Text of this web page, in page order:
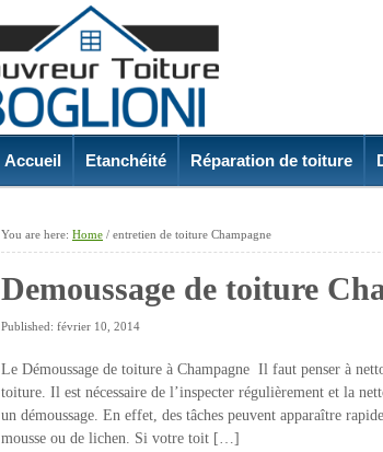
Accueil Etanchéité Réparation de toiture
You are here: Home / entretien de toiture Champagne
Demoussage de toiture
Published: février 10, 2014
Le Démoussage de toiture à Champagne Il faut penser à
toiture. Il est nécessaire de l’inspecter régulièrement et la
un démoussage. En effet, des tâches peuvent apparaître
mousse ou de lichen. Si votre toit […]